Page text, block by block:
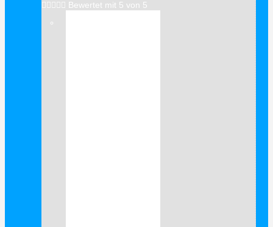
     Bewertet mit 5 von 5